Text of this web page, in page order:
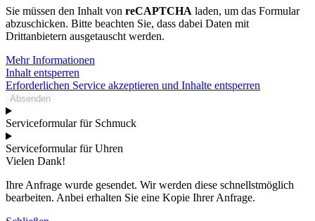
Sie müssen den Inhalt von reCAPTCHA laden, um das Formular
abzuschicken. Bitte beachten Sie, dass dabei Daten mit
Drittanbietern ausgetauscht werden.
Mehr Informationen
Inhalt entsperren
Erforderlichen Service akzeptieren und Inhalte entsperren
Absenden
Serviceformular für Schmuck
Serviceformular für Uhren
Vielen Dank!
Ihre Anfrage wurde gesendet. Wir werden diese schnellstmöglich
bearbeiten. Anbei erhalten Sie eine Kopie Ihrer Anfrage.